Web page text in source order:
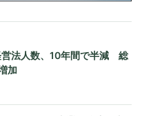
営法人数、10年間で半減 総
加